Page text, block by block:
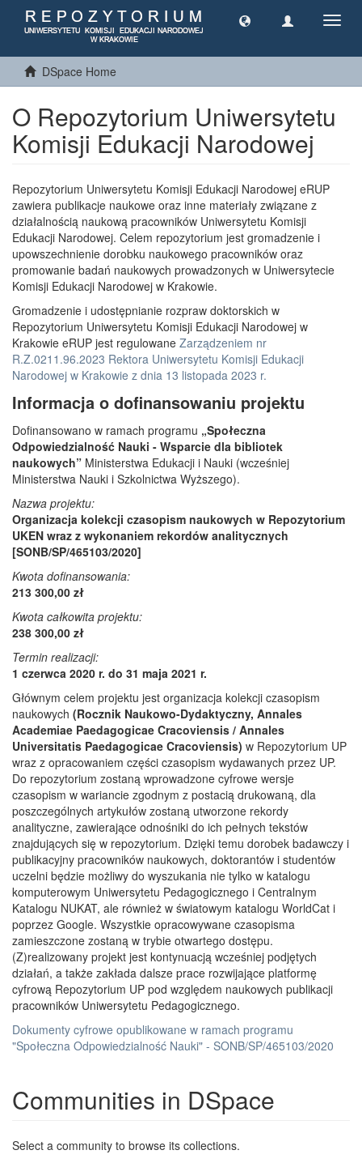
DSpace Home
O Repozytorium Uniwersytetu
Komisji Edukacji Narodowej
Repozytorium Uniwersytetu Komisji Edukacji Narodowej eRUP
zawiera publikacje naukowe oraz inne materiały związane z
działalnością naukową pracowników Uniwersytetu Komisji
Edukacji Narodowej. Celem repozytorium jest gromadzenie i
upowszechnienie dorobku naukowego pracowników oraz
promowanie badań naukowych prowadzonych w Uniwersytecie
Komisji Edukacji Narodowej w Krakowie.
Gromadzenie i udostępnianie rozpraw doktorskich w
Repozytorium Uniwersytetu Komisji Edukacji Narodowej w
Krakowie eRUP jest regulowane Zarządzeniem nr
R.Z.0211.96.2023 Rektora Uniwersytetu Komisji Edukacji
Narodowej w Krakowie z dnia 13 listopada 2023 r.
Informacja o dofinansowaniu projektu
Dofinansowano w ramach programu „Społeczna
Odpowiedzialność Nauki - Wsparcie dla bibliotek
naukowych” Ministerstwa Edukacji i Nauki (wcześniej
Ministerstwa Nauki i Szkolnictwa Wyższego).
Nazwa projektu:
Organizacja kolekcji czasopism naukowych w Repozytorium
UKEN wraz z wykonaniem rekordów analitycznych
[SONB/SP/465103/2020]
Kwota dofinansowania:
213 300,00 zł
Kwota całkowita projektu:
238 300,00 zł
Termin realizacji:
1 czerwca 2020 r. do 31 maja 2021 r.
Głównym celem projektu jest organizacja kolekcji czasopism
naukowych (Rocznik Naukowo-Dydaktyczny, Annales
Academiae Paedagogicae Cracoviensis / Annales
Universitatis Paedagogicae Cracoviensis) w Repozytorium UP
wraz z opracowaniem części czasopism wydawanych przez UP.
Do repozytorium zostaną wprowadzone cyfrowe wersje
czasopism w wariancie zgodnym z postacią drukowaną, dla
poszczególnych artykułów zostaną utworzone rekordy
analityczne, zawierające odnośniki do ich pełnych tekstów
znajdujących się w repozytorium. Dzięki temu dorobek badawczy i
publikacyjny pracowników naukowych, doktorantów i studentów
uczelni będzie możliwy do wyszukania nie tylko w katalogu
komputerowym Uniwersytetu Pedagogicznego i Centralnym
Katalogu NUKAT, ale również w światowym katalogu WorldCat i
poprzez Google. Wszystkie opracowywane czasopisma
zamieszczone zostaną w trybie otwartego dostępu.
(Z)realizowany projekt jest kontynuacją wcześniej podjętych
działań, a także zakłada dalsze prace rozwijające platformę
cyfrową Repozytorium UP pod względem naukowych publikacji
pracowników Uniwersytetu Pedagogicznego.
Dokumenty cyfrowe opublikowane w ramach programu
"Społeczna Odpowiedzialność Nauki" - SONB/SP/465103/2020
Communities in DSpace
Select a community to browse its collections.